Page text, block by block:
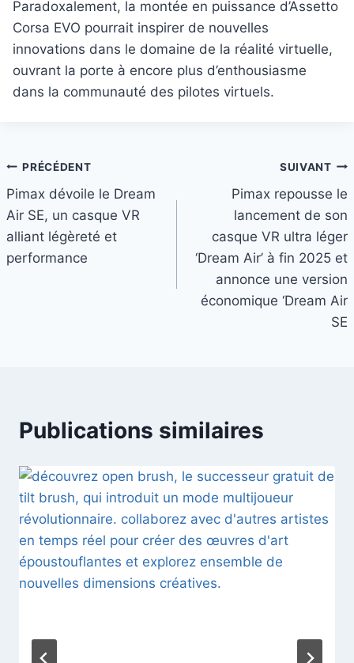
Paradoxalement, la montée en puissance d’Assetto
Corsa EVO pourrait inspirer de nouvelles
innovations dans le domaine de la réalité virtuelle,
ouvrant la porte à encore plus d’enthousiasme
dans la communauté des pilotes virtuels.
Navigation
de
l’article
PRÉCÉDENT
Pimax dévoile le Dream
Air SE, un casque VR
alliant légèreté et
performance
SUIVANT
Pimax repousse le
lancement de son
casque VR ultra léger
‘Dream Air’ à fin 2025 et
annonce une version
économique ‘Dream Air
SE
Publications similaires